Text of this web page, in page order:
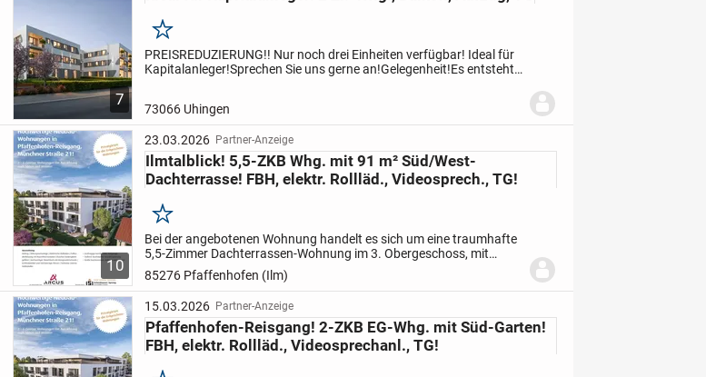
7
Merken
PREISREDUZIERUNG!! Nur noch drei Einheiten verfügbar! Ideal für
Kapitalanleger!Sprechen Sie uns gerne an!Gelegenheit!Es entsteht
73066 Uhingen
10
23.03.2026 Partner-Anzeige
Ilmtalblick! 5,5-ZKB Whg. mit 91 m² Süd/West-
Dachterrasse! FBH, elektr. Rollläd., Videosprech., TG!
Merken
Bei der angebotenen Wohnung handelt es sich um eine traumhafte
5,5-Zimmer Dachterrassen-Wohnung im 3. Obergeschoss, mit
wunderschönem Ausblick ins Ilmtal!
mit einer...
85276 Pfaffenhofen (Ilm)
15.03.2026 Partner-Anzeige
Pfaffenhofen-Reisgang! 2-ZKB EG-Whg. mit Süd-Garten!
FBH, elektr. Rollläd., Videosprechanl., TG!